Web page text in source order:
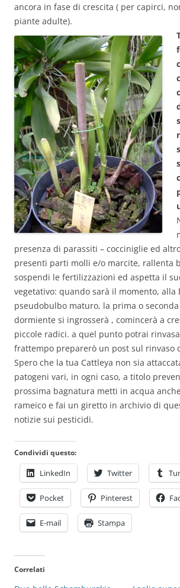
ancora in fase di crescita ( per capirci,
piante adulte).
presenza di parassiti – cocciniglie ed
presenti parti molli e/o marcite, rallenta
sospendi le fertilizzazioni ed aspetta il
vegetativo: quando sarà il momento, alla
pseudobulbo maturo, la prima o
dormiente si ingrosserà , comincerà a
piccole radici. a quel punto potrai
frattempo preparerò un post sul rinvaso
Spero che la tua Cattleya non sia
patogeni vari, in ogni caso, a titolo
prossima bagnatura metti in acqua
rameico e fai un giretto in archivio di
notizie sui pesticidi.
Condividi questo:
LinkedIn Twitter
Pocket Pinterest
E-mail Stampa
Correlati